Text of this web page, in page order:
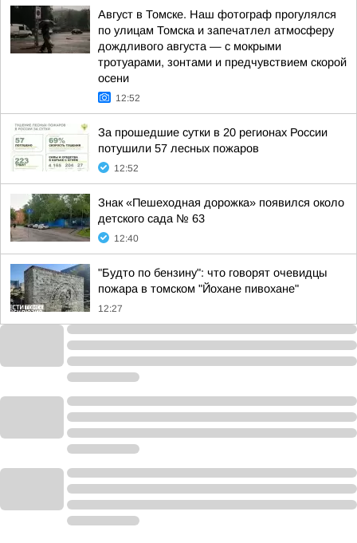
Август в Томске. Наш фотограф прогулялся
по улицам Томска и запечатлел атмосферу
дождливого августа — с мокрыми
тротуарами, зонтами и предчувствием скорой
осени
12:52
За прошедшие сутки в 20 регионах России
потушили 57 лесных пожаров
12:52
Знак «Пешеходная дорожка» появился около
детского сада № 63
12:40
"Будто по бензину": что говорят очевидцы
пожара в томском "Йохане пивохане"
12:27